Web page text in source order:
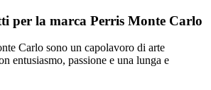
per la marca Perris Monte Carlo
Carlo sono un capolavoro di arte
entusiasmo, passione e una lunga e